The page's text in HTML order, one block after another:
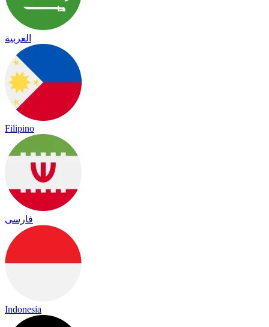
العربية
Filipino
فارسی
Indonesia